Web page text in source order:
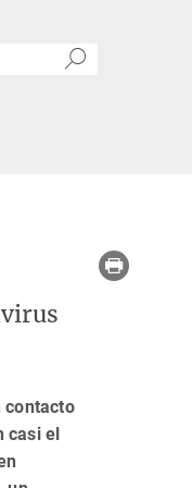
contacto
casi el